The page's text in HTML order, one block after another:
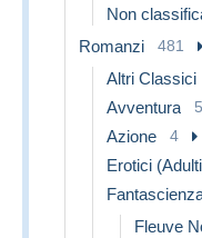
Non
Romanzi 481
Altri Classici
Avventura 5
Azione 4
Erotici
Fleuve